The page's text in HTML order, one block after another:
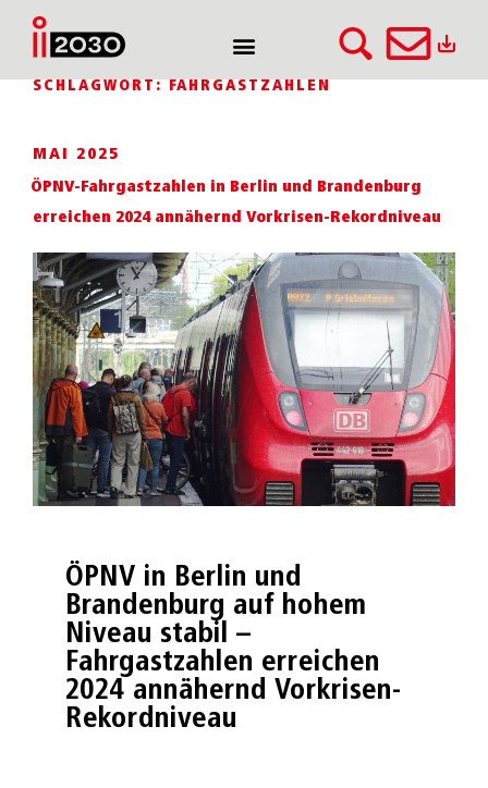
SCHLAGWORT: FAHRGASTZAHLEN
MAI 2025
ÖPNV-Fahrgastzahlen in Berlin und Brandenburg
erreichen 2024 annähernd Vorkrisen-Rekordniveau
ÖPNV in Berlin und
Brandenburg auf hohem
Niveau stabil –
Fahrgastzahlen erreichen
2024 annähernd Vorkrisen-
Rekordniveau